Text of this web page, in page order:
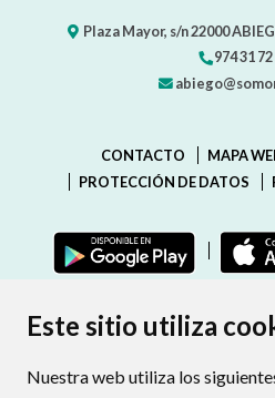
Este sitio utiliza
Nuestra web utiliza los
Plaza Mayor, s/n22000
974 31
CONTACTO MAPA
PROTECCIÓN DE DATOS